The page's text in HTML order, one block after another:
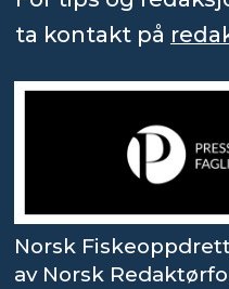
ta kontakt på
Norsk
av Norsk